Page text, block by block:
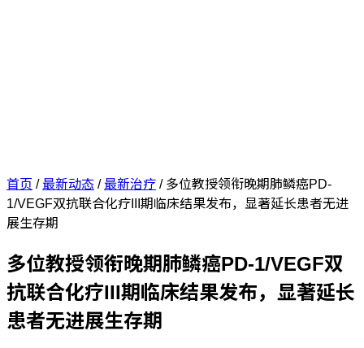
首页 /最新动态/最新治疗/ 多位教授领衔晚期肺鳞癌PD-
1/VEGF双抗联合化疗III期临床结果发布，显著延长患者无进
展生存期
多位教授领衔晚期肺鳞癌PD-1/VEGF双
抗联合化疗III期临床结果发布，显著延长
患者无进展生存期